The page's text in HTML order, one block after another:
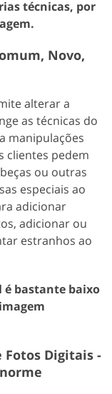
técnicas, por
Novo,
alterar a
as técnicas do
manipulações
clientes pedem
ou outras
especiais ao
adicionar
adicionar ou
estranhos ao
é bastante baixo
Fotos Digitais -